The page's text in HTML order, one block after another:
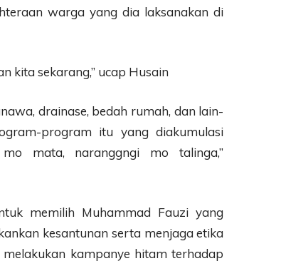
warga yang dia laksanakan di
kita sekarang,” ucap Husain
drainase, bedah rumah, dan lain-
program itu yang diakumulasi
mata, naranggngi mo talinga,”
memilih Muhammad Fauzi yang
kesantunan serta menjaga etika
kampanye hitam terhadap